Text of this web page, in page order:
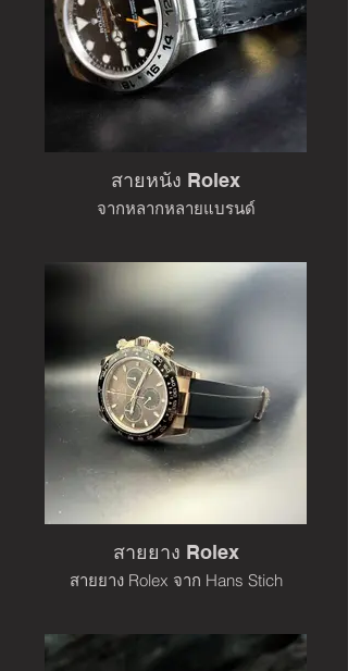
สายหนัง Rolex
จากหลากหลายแบรนด์
สายยาง Rolex
สายยาง Rolex จาก Hans Stich